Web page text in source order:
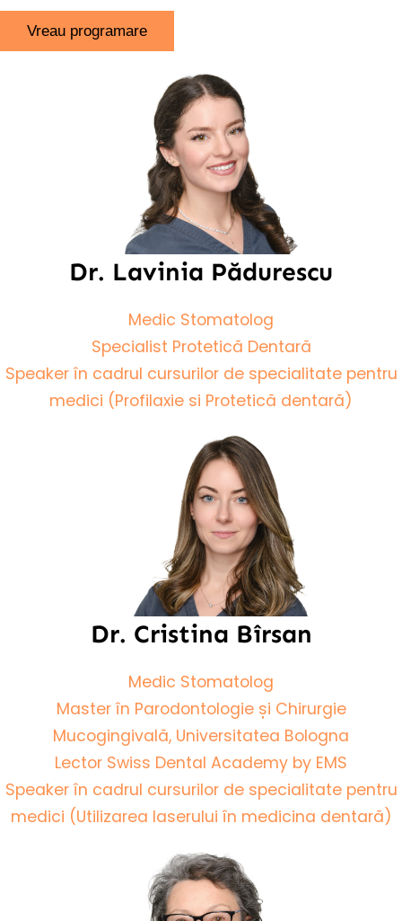
Dr. Lavinia Pădurescu
Medic Stomatolog
Specialist Protetică Dentară
Speaker în cadrul cursurilor de specialitate pentru
medici (Profilaxie si Protetică dentară)
Dr. Cristina Bîrsan
Medic Stomatolog
Master în Parodontologie și Chirurgie
Mucogingivală, Universitatea Bologna
Lector Swiss Dental Academy by EMS
Speaker în cadrul cursurilor de specialitate pentru
medici (Utilizarea laserului în medicina dentară)